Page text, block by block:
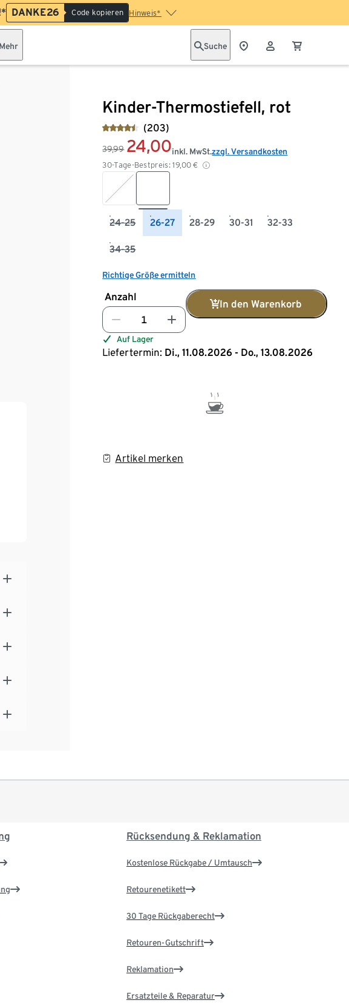
DANKE26 Code kopieren Hinweis*
Mehr Suche
Kinder-Thermostiefell, rot
(203)
39,99 24,00
30-Tage-Bestpreis: 19,00 €
inkl. MwSt.zzgl. Versandkosten
24-25 26-27 28-29 30-31 32-33
34-35
Richtige Größe ermitteln
Anzahl
In den Warenkorb
Auf Lager
Liefertermin: Di., 11.08.2026 - Do., 13.08.2026
Artikel merken
Rücksendung & Reklamation
Kostenlose Rückgabe / Umtausch
Retourenetikett
30 Tage Rückgaberecht
Retouren-Gutschrift
Reklamation
Ersatzteile & Reparatur